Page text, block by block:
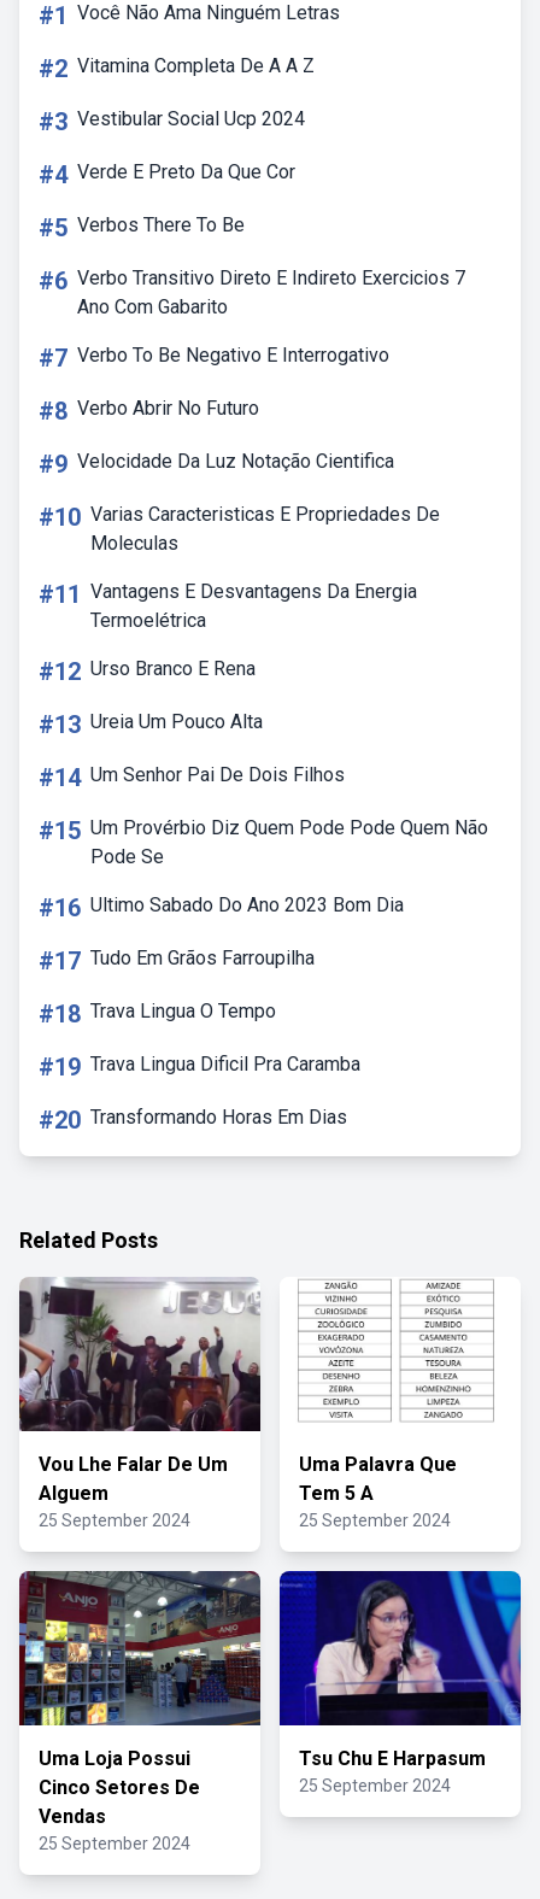
#1 Você Não Ama Ninguém Letras
#2 Vitamina Completa De A A Z
#3 Vestibular Social Ucp 2024
#4 Verde E Preto Da Que Cor
#5 Verbos There To Be
#6 Verbo Transitivo Direto E Indireto Exercicios 7
Ano Com Gabarito
#7 Verbo To Be Negativo E Interrogativo
#8 Verbo Abrir No Futuro
#9 Velocidade Da Luz Notação Cientifica
#10 Varias Caracteristicas E Propriedades De
Moleculas
#11 Vantagens E Desvantagens Da Energia
Termoelétrica
#12 Urso Branco E Rena
#13 Ureia Um Pouco Alta
#14 Um Senhor Pai De Dois Filhos
#15 Um Provérbio Diz Quem Pode Pode Quem Não
Pode Se
#16 Ultimo Sabado Do Ano 2023 Bom Dia
#17 Tudo Em Grãos Farroupilha
#18 Trava Lingua O Tempo
#19 Trava Lingua Dificil Pra Caramba
#20 Transformando Horas Em Dias
Related Posts
Vou Lhe Falar De Um
Alguem
25 September 2024
Uma Palavra Que
Tem 5 A
25 September 2024
Uma Loja Possui
Cinco Setores De
Vendas
25 September 2024
Tsu Chu E Harpasum
25 September 2024